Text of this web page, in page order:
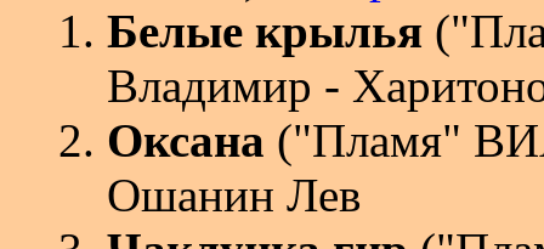
Белые крылья
Владимир -
Оксана ("Пламя"
Ошанин Лев